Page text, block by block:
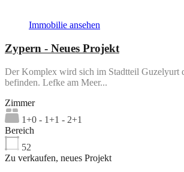
Immobilie ansehen
Zypern - Neues Projekt
Der Komplex wird sich im Stadtteil Guzelyurt
befinden. Lefke am Meer...
Zimmer
1+0 - 1+1 - 2+1
Bereich
52
Zu verkaufen, neues Projekt